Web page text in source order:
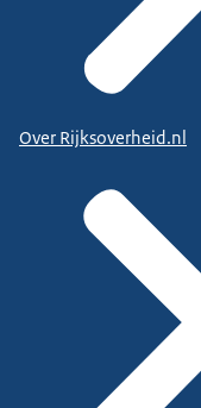
Over Rijksoverheid.nl